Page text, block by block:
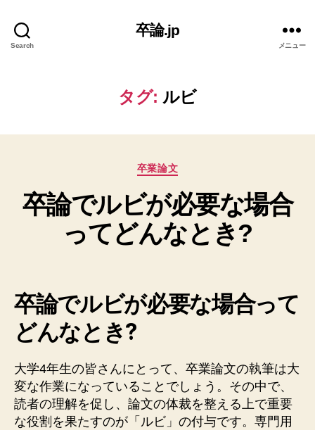
Search
卒論.jp
メニュー
タグ: ルビ
カ
ゴ
リ
ー
卒業論文
卒論でルビが必要な場合
ってどんなとき?
卒論でルビが必要な場合って
どんなとき?
大学4年生の皆さんにとって、卒業論文の執筆は大
変な作業になっていることでしょう。その中で、
読者の理解を促し、論文の体裁を整える上で重要
な役割を果たすのが「ルビ」の付与です。専門用